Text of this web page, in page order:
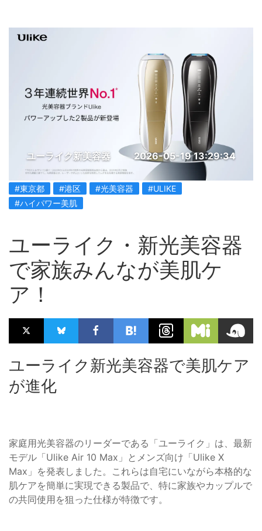
ユーライク新美容器 2026-05-19 13:29:34
#東京都 #港区 #光美容器
#ULIKE
#ハイパワー美肌
ユーライク・新光美容器
で家族みんなが美肌ケ
ア！
ユーライク新光美容器で美肌ケア
が進化
家庭用光美容器のリーダーである「ユーライク」は、最新
モデル「Ulike Air 10 Max」とメンズ向け「Ulike X
Max」を発表しました。これらは自宅にいながら本格的な
肌ケアを簡単に実現できる製品で、特に家族やカップルで
の共同使用を狙った仕様が特徴です。